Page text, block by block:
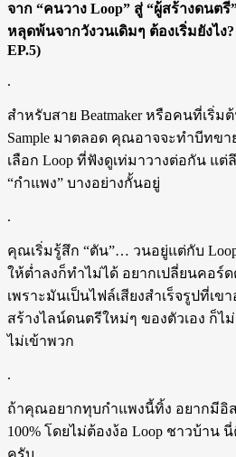
จาก “คนวาง Loop” สู่ “ผู้สร้างดนตรี
หลุดพ้นจากวังวนเดิมๆ ต้องเริ่มยังไง?
EP.5)
.
สำหรับสาย Beatmaker หรือคนที่เริ่ม
Sample มาตลอด คุณอาจจะทำบีทข
เลือก Loop ที่ฟังดูเท่มาวางต่อกัน แ
“กำแพง” บางอย่างกั้นอยู่
.
คุณเริ่มรู้สึก “ตัน”… วนอยู่แต่กับ
ให้ต่ำลงก็ทำไม่ได้ อยากเปลี่ยนคอร์
เพราะมันเป็นไฟล์เสียงสำเร็จรูปที่เ
สร้างไลน์ดนตรีใหม่ๆ ของตัวเอง ก็ไ
ไม่เข้าพวก
.
ถ้าคุณอยากทุบกำแพงนี้ทิ้ง อยากมีอิ
100% โดยไม่ต้องง้อ Loop ชาวบ้า